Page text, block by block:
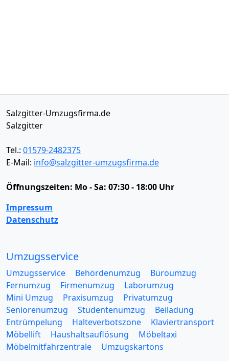
Salzgitter-Umzugsfirma.de
Salzgitter
Tel.: 01579-2482375
E-Mail: info@salzgitter-umzugsfirma.de
Öffnungszeiten: Mo - Sa: 07:30 - 18:00 Uhr
Impressum
Datenschutz
Umzugsservice
Umzugsservice Behördenumzug
Büroumzug
Fernumzug
Firmenumzug
Laborumzug
Mini Umzug
Praxisumzug
Privatumzug
Seniorenumzug
Studentenumzug
Beiladung
Entrümpelung
Halteverbotszone
Klaviertransport
Möbellift
Haushaltsauflösung
Möbeltaxi
Möbelmitfahrzentrale
Umzugskartons